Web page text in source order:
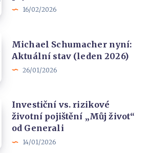
16/02/2026
Michael Schumacher nyní:
Aktuální stav (leden 2026)
26/01/2026
Investiční vs. rizikové
životní pojištění „Můj život“
od Generali
14/01/2026